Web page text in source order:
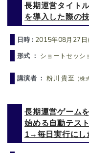
長期運営タイト
を導入した際の
日時 : 2015年08月27
形式 ： ショートセッシ
講演者 ：粉川 貴至 （株
長期運営ゲーム
始める自動テス
1→毎日実行にし